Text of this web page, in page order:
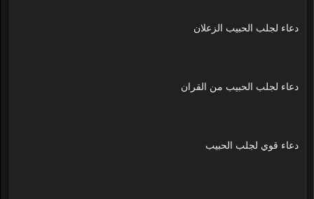
دعاء لجلب الحبيب الزعلان
دعاء لجلب الحبيب من القران
دعاء قوي لجلب الحبيب